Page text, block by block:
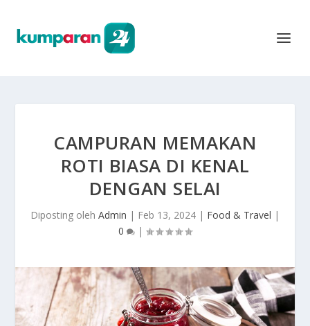
CAMPURAN MEMAKAN
ROTI BIASA DI KENAL
DENGAN SELAI
Diposting oleh Admin | Feb 13, 2024 | Food & Travel |
0
|